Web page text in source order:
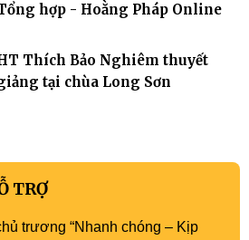
hợp - Hoằng Pháp Online
Thích Bảo Nghiêm thuyết
tại chùa Long Sơn
TRỢ
trương “Nhanh chóng – Kịp